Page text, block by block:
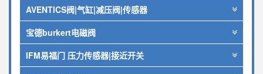
AVENTICS阀|气缸|减压阀|传感器
宝德burkert电磁阀
IFM易福门 压力传感器|接近开关